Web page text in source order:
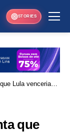
STORIES
Lula venceria
na Folha
que